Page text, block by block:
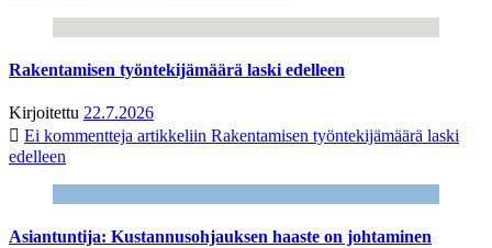
Rakentamisen työntekijämäärä laski edelleen
Kirjoitettu 22.7.2026
Ei kommentteja artikkeliin Rakentamisen työntekijämäärä laski
edelleen
Asiantuntija: Kustannusohjauksen haaste on johtaminen